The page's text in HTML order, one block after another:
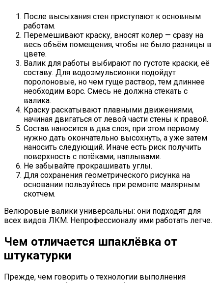
После высыхания стен приступают к основным
работам.
Перемешивают краску, вносят колер — сразу на
весь объём помещения, чтобы не было разницы в
цвете.
Валик для работы выбирают по густоте краски, её
составу. Для водоэмульсионки подойдут
поролоновые, но чем гуще раствор, тем длиннее
необходим ворс. Смесь не должна стекать с
валика.
Краску раскатывают плавными движениями,
начиная двигаться от левой части стены к правой.
Состав наносится в два слоя, при этом первому
нужно дать окончательно высохнуть, а уже затем
наносить следующий. Иначе есть риск получить
поверхность с потёками, наплывами.
Не забывайте прокрашивать углы.
Для сохранения геометрического рисунка на
основании пользуйтесь при ремонте малярным
скотчем.
Велюровые валики универсальны: они подходят для
всех видов ЛКМ. Непрофессионалу ими работать легче.
Чем отличается шпаклёвка от
штукатурки
Прежде, чем говорить о технологии выполнения